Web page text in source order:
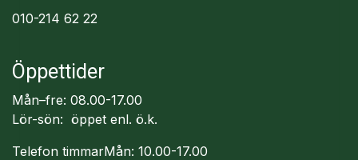
010-214 62 22
Öppettider
Mån–fre: 08.00-17.00
Lör-sön: öppet enl. ö.k.
Telefon timmarMån: 10.00-17.00